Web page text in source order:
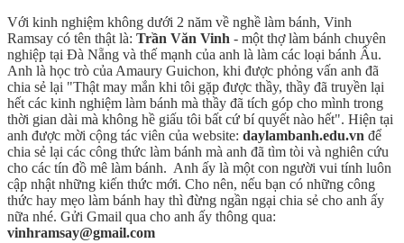
Với kinh nghiệm không dưới 2 năm về nghề làm bánh, Vinh
Ramsay có tên thật là: Trần Văn Vinh - một thợ làm bánh chuyên
nghiệp tại Đà Nẵng và thế mạnh của anh là làm các loại bánh Âu.
Anh là học trò của Amaury Guichon, khi được phỏng vấn anh đã
chia sẻ lại "Thật may mắn khi tôi gặp được thầy, thầy đã truyền lại
hết các kinh nghiệm làm bánh mà thầy đã tích góp cho mình trong
thời gian dài mà không hề giấu tôi bất cứ bí quyết nào hết". Hiện tại
anh được mời cộng tác viên của website: daylambanh.edu.vn để
chia sẻ lại các công thức làm bánh mà anh đã tìm tòi và nghiên cứu
cho các tín đồ mê làm bánh. Anh ấy là một con người vui tính luôn
cập nhật những kiến thức mới. Cho nên, nếu bạn có những công
thức hay mẹo làm bánh hay thì đừng ngần ngại chia sẻ cho anh ấy
nữa nhé. Gửi Gmail qua cho anh ấy thông qua:
vinhramsay@gmail.com